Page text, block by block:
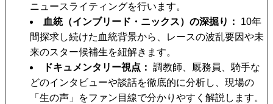
ニュースライティングを行います。
血統（インブリード・ニックス）の深掘り
10年
間探求し続けた血統背景から、レースの波乱要因や未
来のスター候補生を紐解きます。
ドキュメンタリー視点
調教師、厩務員、騎手な
どのインタビューや談話を徹底的に分析し、現場の
「生の声」をファン目線で分かりやすく解説します。